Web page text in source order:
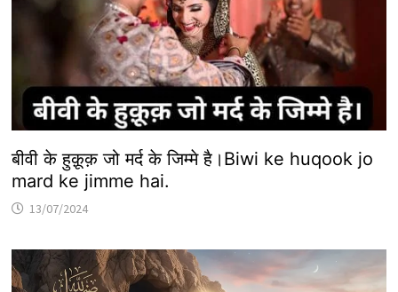
बीवी के हुक़ूक़ जो मर्द के जिम्मे है।Biwi ke huqook jo
mard ke jimme hai.
13/07/2024